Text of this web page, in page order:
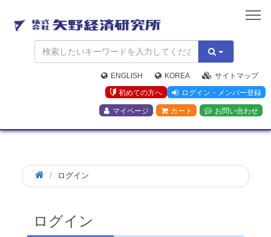
矢
野
経
済
研
究
所
ENGLISH KOREA
サイトマップ
初めての方へ
ログイン・メンバー登録
マイページ カート お問い合わせ
ログイン
ログイン